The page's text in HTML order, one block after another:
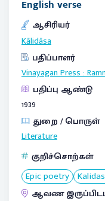
English verse
ஆசிரியர்
Kālidāsa
பதிப்பாளர்
Vinayagan Press:
பதிப்பு ஆண்டு
1939
துறை / பொருள்
Literature
குறிச்சொற்கள்
Epic poetry
ஆவண